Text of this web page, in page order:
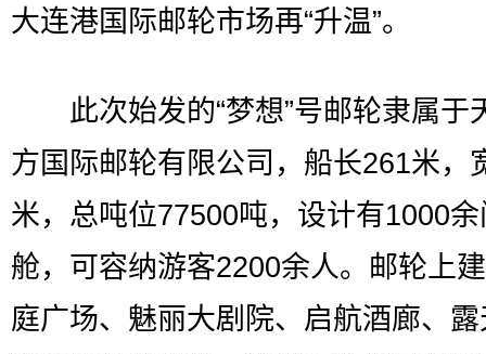
大连港国际邮轮市场再“升温”。
此次始发的“梦想”号邮轮隶属于
方国际邮轮有限公司，船长261米，
米，总吨位77500吨，设计有1000
舱，可容纳游客2200余人。邮轮上
庭广场、魅丽大剧院、启航酒廊、